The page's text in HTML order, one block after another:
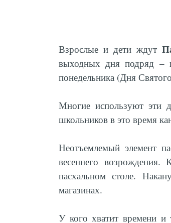
Взрослые и дети ждут
выходных дня подряд –
понедельника (Дня
Многие используют эти
школьников в это время
Неотъемлемый элемент
весеннего
пасхальном столе.
магазинах.
У кого хватит времени и